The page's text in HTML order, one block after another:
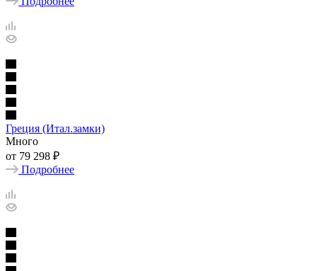
Греция (Итал.замки)
Много
от 79 298 ₽
Подробнее